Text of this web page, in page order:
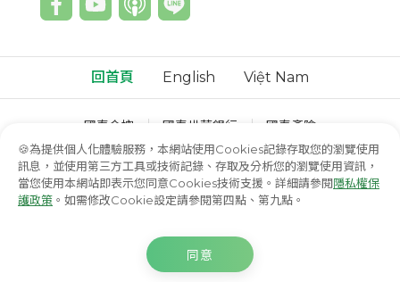
🍪為提供個人化體驗服務，本網站使用Cookies記錄存取您的瀏覽使用
訊息，並使用第三方工具或技術記錄、存取及分析您的瀏覽使用資訊，
當您使用本網站即表示您同意Cookies技術支援。詳細請參閱隱私權保
護政策 。如需修改Cookie設定請參閱第四點、第九點。
同意
立即預約
回首頁 English Việt Nam
國泰金控 國泰世華銀行
國泰產險
國泰綜合證券
國泰投信 國泰投顧
© 國泰人壽保險股份有限公司